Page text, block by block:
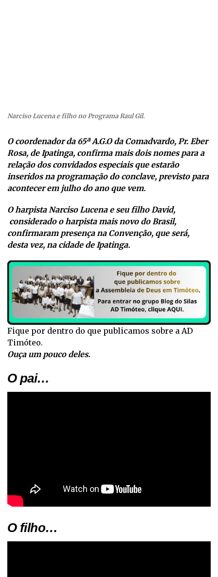
Narciso Lucena e filho no Programa Raul Gil.
O coordenador da 65ª A.G.O da Comadvardo, Pr. Eber
Rosa, de Ipatinga, confirma mais dois nomes para a
relação dos convidados especiais que estarão
inseridos na programação do conclave, previsto para
acontecer em julho do ano que vem.
O harpista Narciso Lucena e seu filho David,
considerado o harpista mais novo do Brasil,
confirmaram presença na Convenção, que será,
desta vez, na cidade de Ipatinga.
Fique por dentro do que publicamos sobre a AD
Timóteo.
Ouça um pouco deles.
O pai…
O filho…